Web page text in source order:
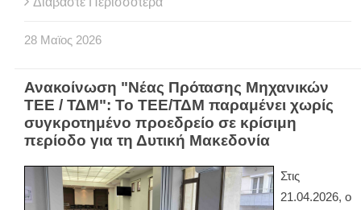
28 Μαϊος 2026
Ανακοίνωση "Νέας Πρότασης Μηχανικών
ΤΕΕ / ΤΔΜ": Το ΤΕΕ/ΤΔΜ παραμένει χωρίς
συγκροτημένο προεδρείο σε κρίσιμη
περίοδο για τη Δυτική Μακεδονία
Στις
21.04.2026, ο